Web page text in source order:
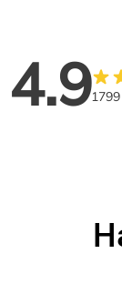
4.9